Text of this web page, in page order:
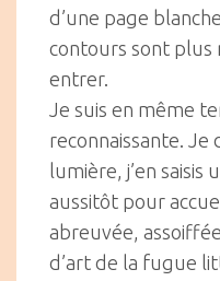
d’une page
contours sont plus
entrer.
Je suis en même
reconnaissante. Je
lumière, j’en saisis
aussitôt pour
abreuvée,
d’art de la fugue